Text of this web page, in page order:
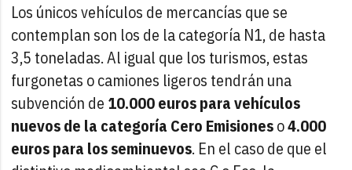
Los únicos vehículos de mercancías que se
contemplan son los de la categoría N1, de hasta
3,5 toneladas. Al igual que los turismos, estas
furgonetas o camiones ligeros tendrán una
subvención de 10.000 euros para vehículos
nuevos de la categoría Cero Emisioneso4.000
euros para los seminuevos. En el caso de que el